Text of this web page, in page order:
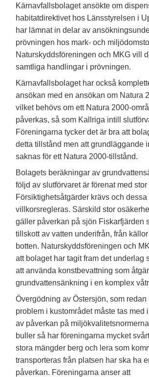
Kärnavfallsbolaget ansökte om
habitatdirektivet hos Länsstyrelsen i
har lämnat in delar av
prövningen hos mark- och
Naturskyddsföreningen och MKG vill
samtliga handlingar i prövningen.
Kärnavfallsbolaget har också
ansökan med en ansökan om Natura
vilket behövs om ett Natura 2000-
påverkas, så som Kallriga intill
Föreningarna tycker det är bra att
detta tillstånd men att grundläggande
saknas för ett Natura 2000-tillstånd.
Bolagets beräkningar av
följd av slutförvaret är förenat med stor
Försiktighetsåtgärder krävs och dessa
villkorsregleras. Särskild stor
gäller påverkan på sjön Fiskarfjärden
tillskott av vatten underifrån, från
botten. Naturskyddsföreningen och
att bolaget har tagit fram det underlag
att använda konstbevattning som
grundvattensänkning i en komplex
Övergödning av Östersjön, som redan
problem i kustområdet måste tas med
av påverkan på
buller så har föreningarna mycket
stora mängder berg och lera som
transporteras från platsen har ska ha
påverkan. Föreningarna anser att